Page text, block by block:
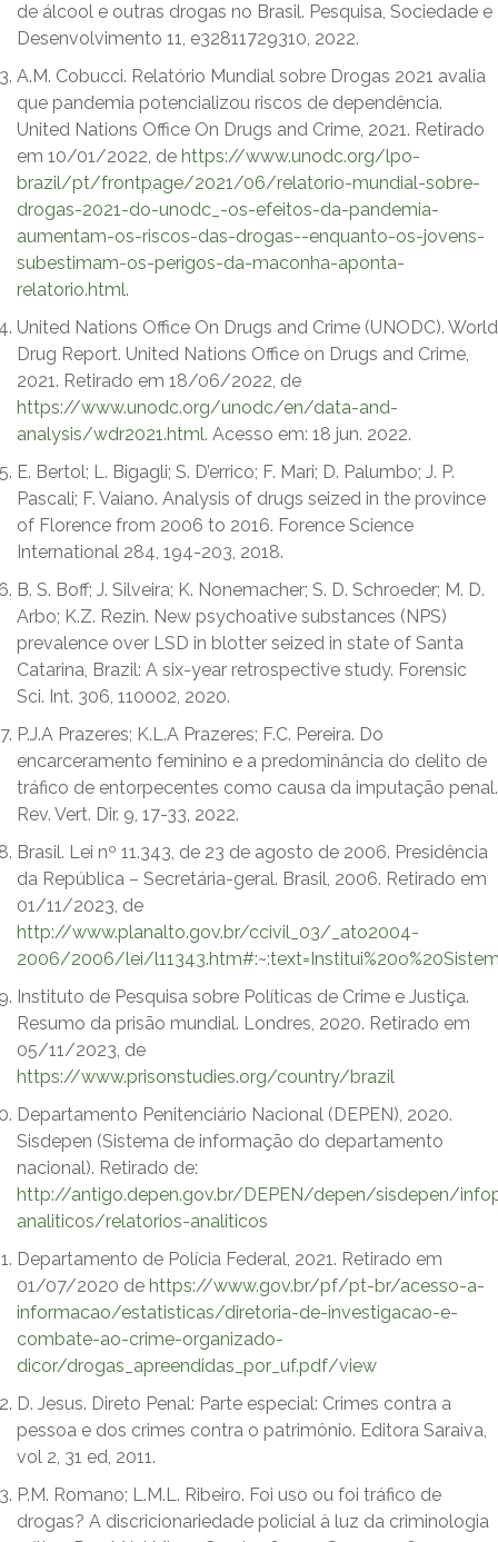
de álcool e outras drogas no Brasil. Pesquisa, Sociedade e
Desenvolvimento 11, e32811729310, 2022.
A.M. Cobucci. Relatório Mundial sobre Drogas 2021 avalia
que pandemia potencializou riscos de dependência.
United Nations Office On Drugs and Crime, 2021. Retirado
em 10/01/2022, de https://www.unodc.org/lpo-
brazil/pt/frontpage/2021/06/relatorio-mundial-sobre-
drogas-2021-do-unodc_-os-efeitos-da-pandemia-
aumentam-os-riscos-das-drogas--enquanto-os-jovens-
subestimam-os-perigos-da-maconha-aponta-
relatorio.html.
United Nations Office On Drugs and Crime (UNODC). World
Drug Report. United Nations Office on Drugs and Crime,
2021. Retirado em 18/06/2022, de
https://www.unodc.org/unodc/en/data-and-
analysis/wdr2021.html. Acesso em: 18 jun. 2022.
E. Bertol; L. Bigagli; S. D’errico; F. Mari; D. Palumbo; J. P.
Pascali; F. Vaiano. Analysis of drugs seized in the province
of Florence from 2006 to 2016. Forence Science
International 284, 194-203, 2018.
B. S. Boff; J. Silveira; K. Nonemacher; S. D. Schroeder; M. D.
Arbo; K.Z. Rezin. New psychoative substances (NPS)
prevalence over LSD in blotter seized in state of Santa
Catarina, Brazil: A six-year retrospective study. Forensic
Sci. Int. 306, 110002, 2020.
P.J.A Prazeres; K.L.A Prazeres; F.C. Pereira. Do
encarceramento feminino e a predominância do delito de
tráfico de entorpecentes como causa da imputação penal.
Rev. Vert. Dir. 9, 17-33, 2022.
Brasil. Lei nº 11.343, de 23 de agosto de 2006. Presidência
da República – Secretária-geral. Brasil, 2006. Retirado em
01/11/2023, de
http://www.planalto.gov.br/ccivil_03/_ato2004-
2006/2006/lei/
Instituto de Pesquisa sobre Políticas de Crime e Justiça.
Resumo da prisão mundial. Londres, 2020. Retirado em
05/11/2023, de
https://www.prisonstudies.org/country/brazil
Departamento Penitenciário Nacional (DEPEN), 2020.
Sisdepen (Sistema de informação do departamento
nacional). Retirado de:
http://antigo.depen.gov.br/DEPEN/depen/sisdepen/
analiticos/relatorios-analiticos
Departamento de Polícia Federal, 2021. Retirado em
01/07/2020 de https://www.gov.br/pf/pt-br/acesso-a-
informacao/estatisticas/diretoria-de-investigacao-e-
combate-ao-crime-organizado-
dicor/drogas_apreendidas_por_uf.pdf/view
D. Jesus. Direto Penal: Parte especial: Crimes contra a
pessoa e dos crimes contra o patrimônio. Editora Saraiva,
vol 2, 31 ed, 2011.
P.M. Romano; L.M.L. Ribeiro. Foi uso ou foi tráfico de
drogas? A discricionariedade policial à luz da criminologia